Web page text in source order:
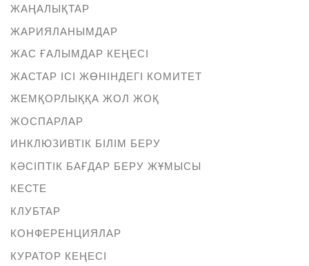
ЖАҢАЛЫҚТАР
ЖАРИЯЛАНЫМДАР
ЖАС ҒАЛЫМДАР КЕҢЕСІ
ЖАСТАР ІСІ ЖӨНІНДЕГІ КОМИТЕТ
ЖЕМҚОРЛЫҚҚА ЖОЛ ЖОҚ
ЖОСПАРЛАР
ИНКЛЮЗИВТІК БІЛІМ БЕРУ
КӘСІПТІК БАҒДАР БЕРУ ЖҰМЫСЫ
КЕСТЕ
КЛУБТАР
КОНФЕРЕНЦИЯЛАР
КУРАТОР КЕҢЕСІ